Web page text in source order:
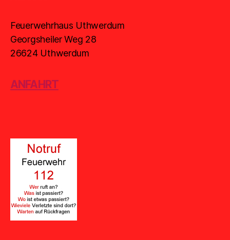
Feuerwehrhaus Uthwerdum
Georgsheiler Weg 28
26624 Uthwerdum
ANFAHRT